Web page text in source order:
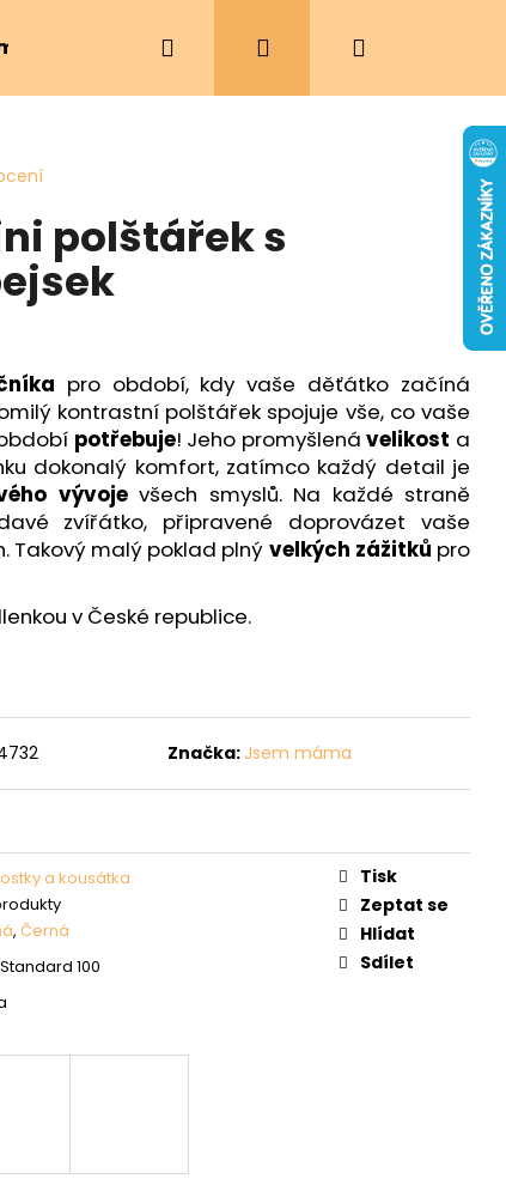
oblečení Ergonomická nosítka
Hledat PřihlášeníNákupní
polštářek s
pro období, kdy vaše děťátko začíná
kontrastní polštářek spojuje vše, co vaše
potřebuje! Jeho promyšlenávelikost a
dokonalý komfort, zatímco každý detail je
vývojevšech smyslů. Na každé straně
zvířátko, připravené doprovázet vaše
Takový malý poklad plný velkých zážitků pro
v České republice.
Značka: Jsem máma
a kousátka
, Černá
100
Tisk
Zeptat se
Hlídat
Sdílet